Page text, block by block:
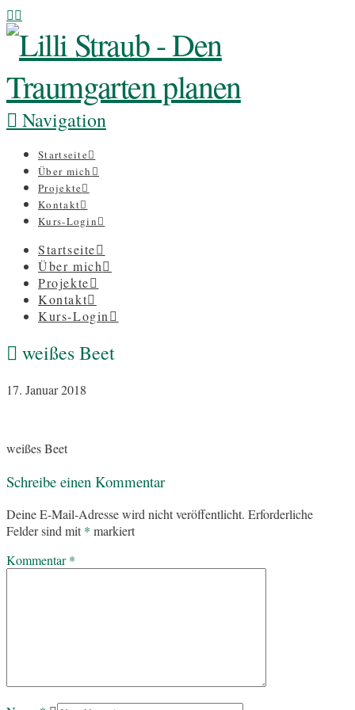
Navigation
Startseite
Über mich
Projekte
Kontakt
Kurs-Login
Startseite
Über mich
Projekte
Kontakt
Kurs-Login
weißes Beet
17. Januar 2018
weißes Beet
Schreibe einen Kommentar
Deine E-Mail-Adresse wird nicht veröffentlicht. Erforderliche
Felder sind mit* markiert
Kommentar*